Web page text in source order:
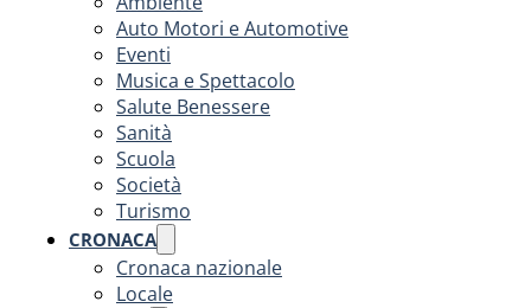
Auto Motori e Automotive
Eventi
Musica e Spettacolo
Salute Benessere
Sanità
Scuola
Società
Turismo
CRONACA
Cronaca nazionale
Locale